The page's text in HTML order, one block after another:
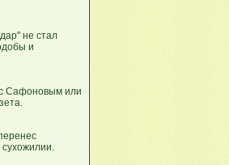
не стал
и
Сафоновым или